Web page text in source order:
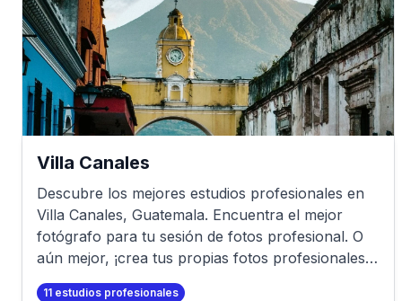
Villa Canales
Descubre los mejores estudios profesionales en
Villa Canales, Guatemala. Encuentra el mejor
fotógrafo para tu sesión de fotos profesional. O
aún mejor, ¡crea tus propias fotos profesionales
en minutos!
11 estudios profesionales